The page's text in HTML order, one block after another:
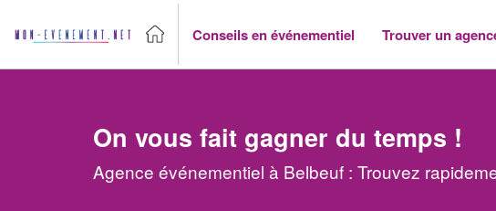
Conseils en événementiel Trouver un
On vous fait gagner du temps !
Agence événementiel à Belbeuf : Trouvez